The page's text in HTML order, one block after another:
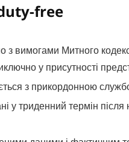
free
з вимогами Митного
у присутності
з прикордонною
у триденний термін